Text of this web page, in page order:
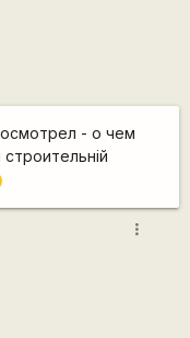
- о чем
more_vert